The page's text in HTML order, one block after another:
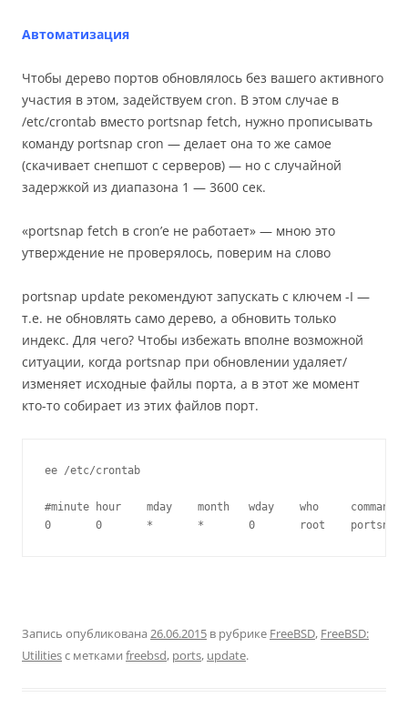
Автоматизация
Чтобы дерево портов обновлялось без вашего активного
участия в этом, задействуем cron. В этом случае в
/etc/crontab вместо portsnap fetch, нужно прописывать
команду portsnap cron — делает она то же самое
(скачивает снепшот с серверов) — но с случайной
задержкой из диапазона 1 — 3600 сек.
«portsnap fetch в cron’е не работает» — мною это
утверждение не проверялось, поверим на слово
portsnap update рекомендуют запускать с ключем -I —
т.е. не обновлять само дерево, а обновить только
индекс. Для чего? Чтобы избежать вполне возможной
ситуации, когда portsnap при обновлении удаляет/
изменяет исходные файлы порта, а в этот же момент
кто-то собирает из этих файлов порт.
ee /etc/crontab
#minute hour    mday    month   wday    who     command
0       0       *       *       0       root    portsnap
Запись опубликована 26.06.2015 в рубрике FreeBSD, FreeBSD:
Utilitiesс метками freebsd, ports, update.